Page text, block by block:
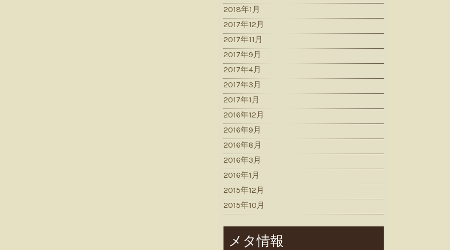
2018年1月
2017年12月
2017年11月
2017年9月
2017年4月
2017年3月
2017年1月
2016年12月
2016年9月
2016年8月
2016年3月
2016年1月
2015年12月
2015年10月
メタ情報